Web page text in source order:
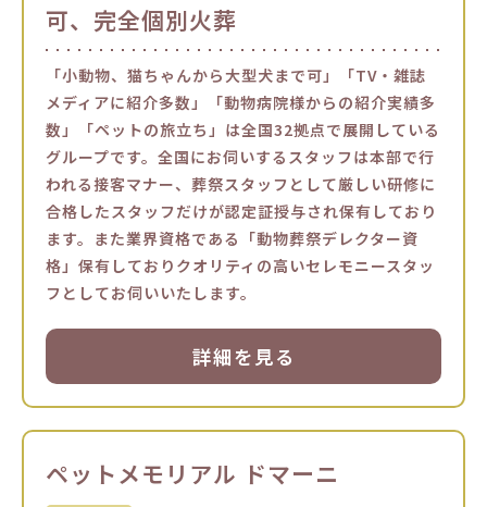
可、完全個別火葬
「小動物、猫ちゃんから大型犬まで可」「TV・雑誌
メディアに紹介多数」「動物病院様からの紹介実績多
数」「ペットの旅立ち」は全国32拠点で展開している
グループです。全国にお伺いするスタッフは本部で行
われる接客マナー、葬祭スタッフとして厳しい研修に
合格したスタッフだけが認定証授与され保有しており
ます。また業界資格である「動物葬祭デレクター資
格」保有しておりクオリティの高いセレモニースタッ
フとしてお伺いいたします。
詳細を見る
ペットメモリアル ドマーニ